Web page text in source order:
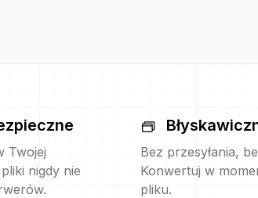
Twojej
nigdy nie
Bez przesyłania,
Konwertuj w
pliku.